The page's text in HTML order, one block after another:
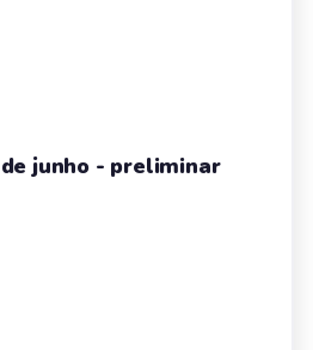
junho - preliminar